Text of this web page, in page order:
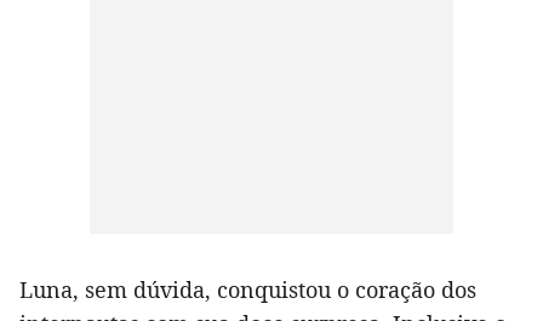
Luna, sem dúvida, conquistou o coração dos